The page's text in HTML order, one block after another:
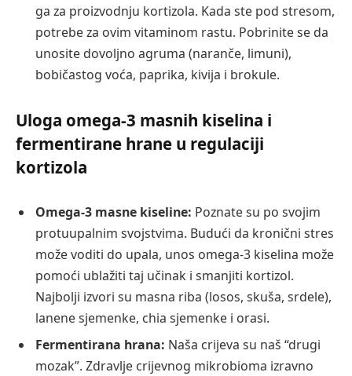
ga za proizvodnju kortizola. Kada ste pod stresom,
potrebe za ovim vitaminom rastu. Pobrinite se da
unosite dovoljno agruma (naranče, limuni),
bobičastog voća, paprika, kivija i brokule.
Uloga omega-3 masnih kiselina i
fermentirane hrane u regulaciji
kortizola
Omega-3 masne kiseline: Poznate su po svojim
protuupalnim svojstvima. Budući da kronični stres
može voditi do upala, unos omega-3 kiselina može
pomoći ublažiti taj učinak i smanjiti kortizol.
Najbolji izvori su masna riba (losos, skuša, srdele),
lanene sjemenke, chia sjemenke i orasi.
Fermentirana hrana: Naša crijeva su naš “drugi
mozak”. Zdravlje crijevnog mikrobioma izravno